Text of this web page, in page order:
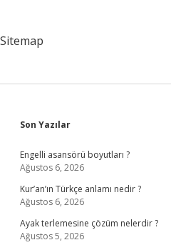
Sitemap
Sidebar
Son Yazılar
Engelli asansörü boyutları ?
Ağustos 6, 2026
Kur’an’ın Türkçe anlamı nedir ?
Ağustos 6, 2026
Ayak terlemesine çözüm nelerdir ?
Ağustos 5, 2026